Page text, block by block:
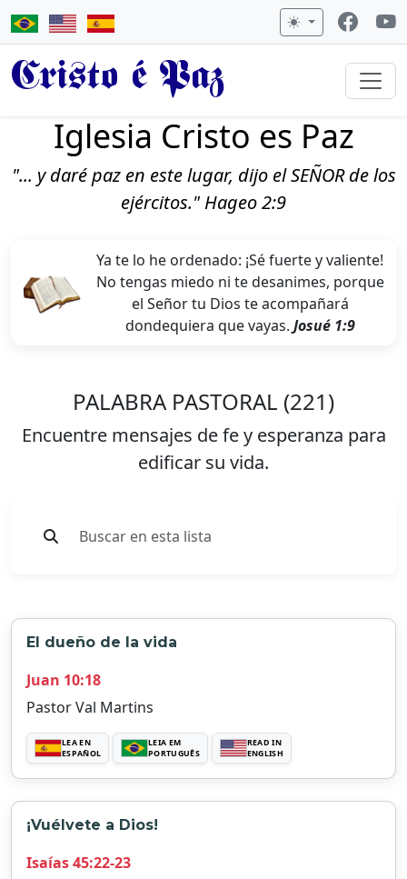
Cristo é Paz
Iglesia Cristo es Paz
"... y daré paz en este lugar, dijo el SEÑOR de los
ejércitos." Hageo 2:9
Ya te lo he ordenado: ¡Sé fuerte y valiente!
No tengas miedo ni te desanimes, porque
el Señor tu Dios te acompañará
dondequiera que vayas. Josué 1:9
PALABRA PASTORAL (221)
Encuentre mensajes de fe y esperanza para
edificar su vida.
El dueño de la vida
Juan 10:18
Pastor Val Martins
LEA EN
ESPAÑOL
LEIA EM
PORTUGUÊS
READ IN
ENGLISH
¡Vuélvete a Dios!
Isaías 45:22-23